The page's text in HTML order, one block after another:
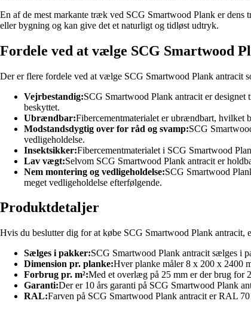
En af de mest markante træk ved SCG Smartwood Plank er
eller bygning og kan give det et naturligt og tidløst udtryk.
Fordele ved at vælge SCG Smartwood
Der er flere fordele ved at vælge SCG Smartwood Plank antracit
Vejrbestandig:SCG Smartwood Plank antracit er
beskyttet.
Ubrændbar:Fibercementmaterialet er ubrændbart, hvilket
Modstandsdygtig over for råd og svamp:SCG
vedligeholdelse.
Insektsikker:Fibercementmaterialet i SCG Smartwood
Lav vægt:Selvom SCG Smartwood Plank antracit er
Nem montering og vedligeholdelse:SCG Smartwood
meget vedligeholdelse efterfølgende.
Produktdetaljer
Hvis du beslutter dig for at købe SCG Smartwood Plank
Sælges i pakker:SCG Smartwood Plank antracit sælges i
Dimension pr. planke:Hver planke måler 8 x 200 x 2400
Forbrug pr. m²:Med et overlæg på 25 mm er der brug for
Garanti:Der er 10 års garanti på SCG Smartwood Plank
RAL:Farven på SCG Smartwood Plank antracit er RAL